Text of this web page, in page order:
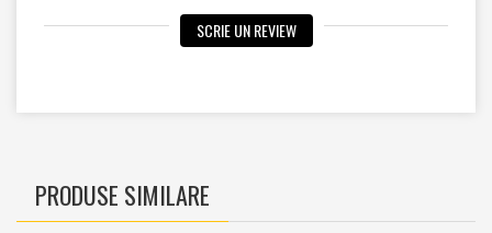
Sistem franare
Altele
SCRIE UN REVIEW
PRODUSE SIMILARE